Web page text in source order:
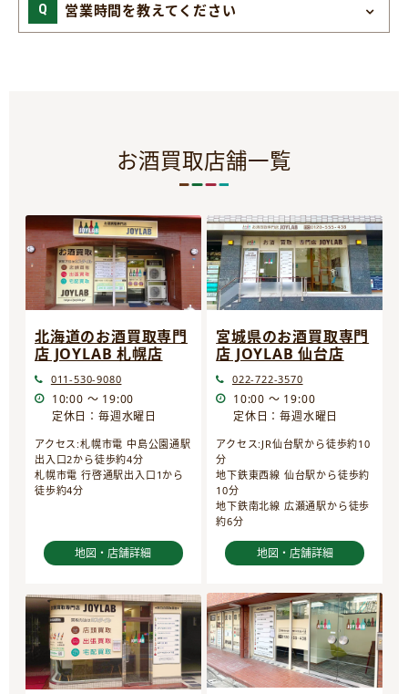
営業時間を教えてください
お酒買取店舗一覧
北海道のお酒買取専門
店 JOYLAB 札幌店
011-530-9080
10:00 ～ 19:00
定休日：毎週水曜日
アクセス:札幌市電 中島公園通駅
出入口2から徒歩約4分
札幌市電 行啓通駅出入口1から
徒歩約4分
地図・店舗詳細
宮城県のお酒買取専門
店 JOYLAB 仙台店
022-722-3570
10:00 ～ 19:00
定休日：毎週水曜日
アクセス:JR仙台駅から徒歩約10
分
地下鉄東西線 仙台駅から徒歩約
10分
地下鉄南北線 広瀬通駅から徒歩
約6分
地図・店舗詳細